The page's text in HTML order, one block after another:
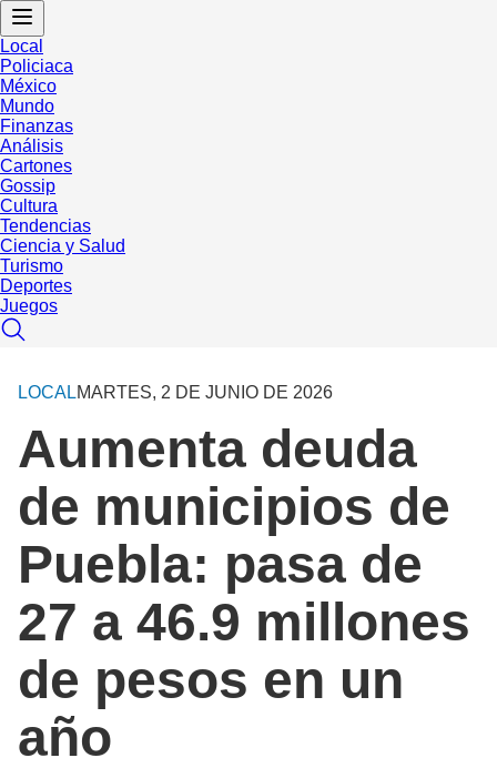
Local
Policiaca
México
Mundo
Finanzas
Análisis
Cartones
Gossip
Cultura
Tendencias
Ciencia y Salud
Turismo
Deportes
Juegos
LOCALMARTES, 2 DE JUNIO DE 2026
Aumenta deuda
de municipios de
Puebla: pasa de
27 a 46.9 millones
de pesos en un
año